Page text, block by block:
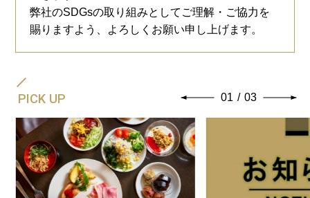
弊社のSDGsの取り組みとしてご理解・ご協力を
賜りますよう、よろしくお願い申し上げます。
PICK UP 01 / 03